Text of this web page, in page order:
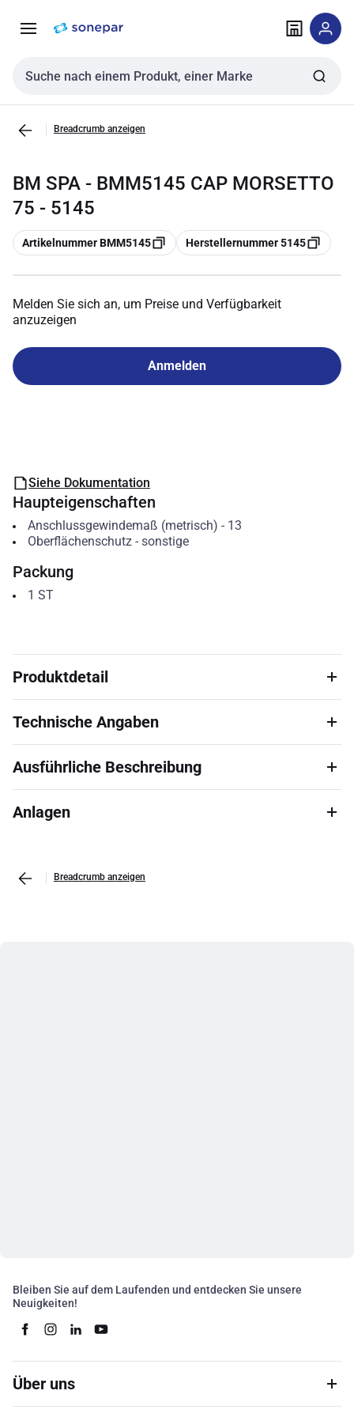
NavigationInhalt
Sucheingabe
Breadcrumb anzeigen
BM SPA - BMM5145 CAP MORSETTO
75 - 5145
Kopieren
Artikelnummer BMM5145 Kopieren
Herstellernummer 5145
Melden Sie sich an, um Preise und Verfügbarkeit
anzuzeigen
Anmelden
Siehe Dokumentation
Haupteigenschaften
Anschlussgewindemaß (metrisch) - 13
Oberflächenschutz- sonstige
Packung
1 ST
Produktdetail
Technische Angaben
Ausführliche Beschreibung
Anlagen
Breadcrumb anzeigen
Bleiben Sie auf dem Laufenden und entdecken Sie unsere
Neuigkeiten!
Über uns